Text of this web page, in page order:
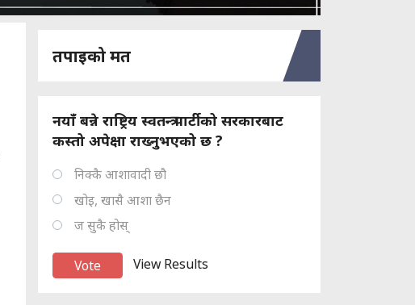
तपाइको मत
नयाँ बन्ने राष्ट्रिय स्वतन्त्र पार्टीको सरकारबाट
कस्तो अपेक्षा राख्नुभएको छ ?
निक्कै आशावादी छौ
खोइ, खासै आशा छैन
ज सुकै होस्
View Results